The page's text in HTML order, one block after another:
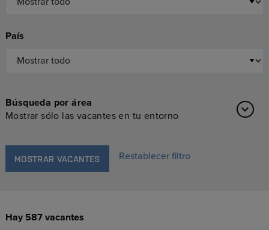
País
Búsqueda por área
Mostrar sólo las vacantes en tu entorno
MOSTRAR VACANTES Restablecer filtro
Hay 587 vacantes